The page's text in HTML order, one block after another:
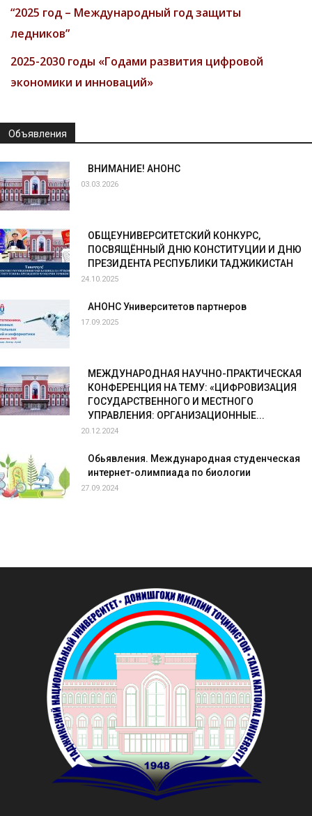
“2025 год – Международный год защиты
ледников”
2025-2030 годы «Годами развития цифровой
экономики и инноваций»
Объявления
ВНИМАНИЕ! АНОНС
03.03.2026
ОБЩЕУНИВЕРСИТЕТСКИЙ КОНКУРС,
ПОСВЯЩЁННЫЙ ДНЮ КОНСТИТУЦИИ И ДНЮ
ПРЕЗИДЕНТА РЕСПУБЛИКИ ТАДЖИКИСТАН
24.10.2025
АНОНС Университетов партнеров
17.09.2025
МЕЖДУНАРОДНАЯ НАУЧНО-ПРАКТИЧЕСКАЯ
КОНФЕРЕНЦИЯ НА ТЕМУ: «ЦИФРОВИЗАЦИЯ
ГОСУДАРСТВЕННОГО И МЕСТНОГО
УПРАВЛЕНИЯ: ОРГАНИЗАЦИОННЫЕ...
20.12.2024
Обьявления. Международная студенческая
интернет-олимпиада по биологии
27.09.2024